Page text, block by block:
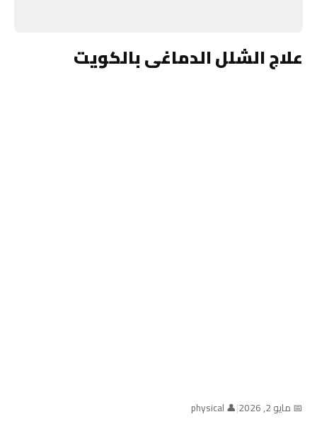
علاج الشلل الدماغى بالكويت
📅 مايو 2, 2026 |
👤 physical